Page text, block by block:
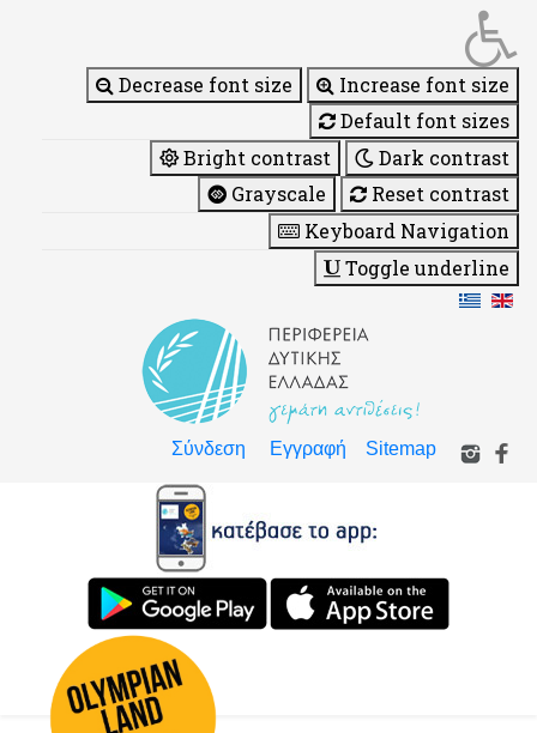
Decrease font size
Increase font size
Default font sizes
Bright contrast
Dark contrast
Grayscale
Reset contrast
Keyboard Navigation
Toggle underline
Σύνδεση Εγγραφή Sitemap